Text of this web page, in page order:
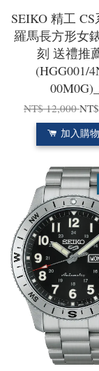
SEIKO 精工
羅馬長方形女
刻 送禮推
(HGG001/
NT$ 12,000
加入購